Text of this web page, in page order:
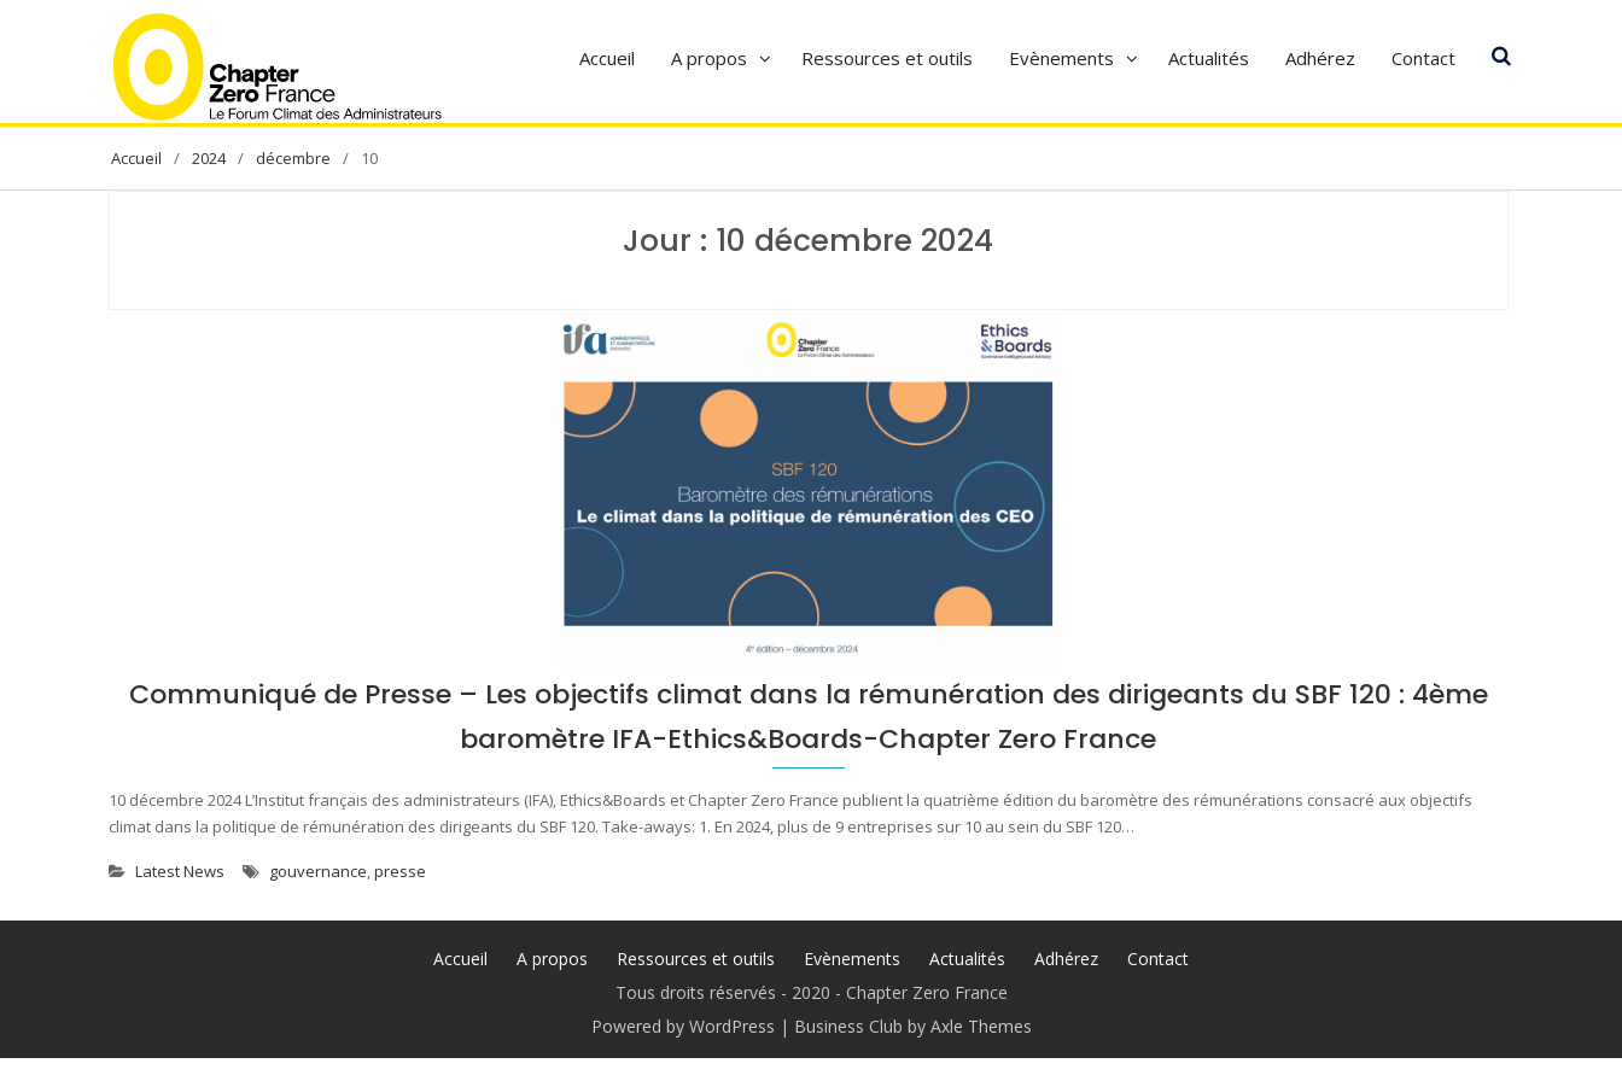
Accueil A propos Ressources et outils Evènements Actualités Adhérez Contact
2024 décembre 10
Jour : 10 décembre 2024
Communiqué de Presse – Les objectifs climat dans la rémunération des dirigeants du SBF 120 : 4ème
baromètre IFA-Ethics&Boards-Chapter Zero France
10 décembre 2024 L’Institut français des administrateurs (IFA), Ethics&Boards et Chapter Zero France publient la quatrième édition du baromètre des rémunérations consacré aux objectifs
climat dans la politique de rémunération des dirigeants du SBF 120. Take-aways: 1. En 2024, plus de 9 entreprises sur 10 au sein du SBF 120…
Latest News gouvernance,presse
Accueil A propos Ressources et outils Evènements Actualités Adhérez
Contact
Tous droits réservés - 2020 - Chapter Zero France
Powered by WordPress | Business Club by Axle Themes